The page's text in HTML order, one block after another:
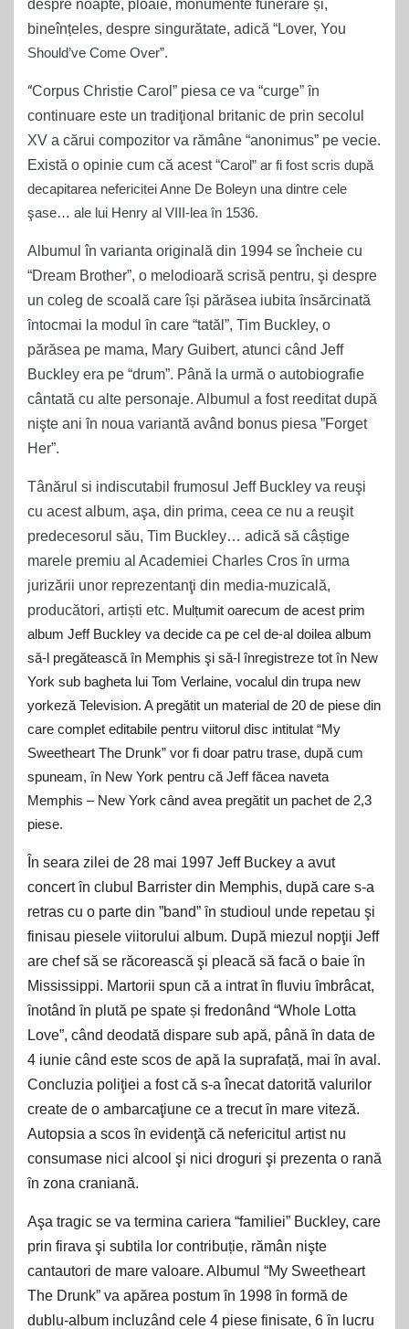
despre noapte, ploaie, monumente funerare și,
bineînțeles, despre singurătate, adică “Lover, You
Should’ve Come Over”.
“Corpus Christie Carol” piesa ce va “curge” ȋn
continuare este un tradiţional britanic de prin secolul
XV a cărui compozitor va rămâne “anonimus” pe vecie.
Există o opinie cum că acest “Carol” ar fi fost scris după
decapitarea nefericitei Anne De Boleyn una dintre cele
şase… ale lui Henry al VIII-lea în 1536.
Albumul în varianta originală din 1994 se încheie cu
“Dream Brother”, o melodioară scrisă pentru, şi despre
un coleg de scoală care își părăsea iubita ȋnsărcinată
ȋntocmai la modul ȋn care “tatăl”, Tim Buckley, o
părăsea pe mama, Mary Guibert, atunci când Jeff
Buckley era pe “drum”. Până la urmă o autobiografie
cântată cu alte personaje. Albumul a fost reeditat după
nişte ani ȋn noua variantă având bonus piesa ”Forget
Her”.
Tânărul si indiscutabil frumosul Jeff Buckley va reuşi
cu acest album, aşa, din prima, ceea ce nu a reuşit
predecesorul său, Tim Buckley… adică să câștige
marele premiu al Academiei Charles Cros ȋn urma
jurizării unor reprezentanţi din media-muzicală,
producători, artiști etc. Mulțumit oarecum de acest prim
album Jeff Buckley va decide ca pe cel de-al doilea album
să-l pregătească ȋn Memphis şi să-l ȋnregistreze tot în New
York sub bagheta lui Tom Verlaine, vocalul din trupa new
yorkeză Television. A pregătit un material de 20 de piese din
care complet editabile pentru viitorul disc intitulat “My
Sweetheart The Drunk” vor fi doar patru trase, după cum
spuneam, ȋn New York pentru că Jeff făcea naveta
Memphis – New York când avea pregătit un pachet de 2,3
piese.
În seara zilei de 28 mai 1997 Jeff Buckey a avut
concert ȋn clubul Barrister din Memphis, după care s-a
retras cu o parte din ”band” ȋn studioul unde repetau şi
finisau piesele viitorului album. După miezul nopţii Jeff
are chef să se răcorească şi pleacă să facă o baie ȋn
Mississippi. Martorii spun că a intrat ȋn fluviu ȋmbrâcat,
ȋnotând ȋn plută pe spate și fredonând “Whole Lotta
Love”, când deodată dispare sub apă, până ȋn data de
4 iunie când este scos de apă la suprafață, mai ȋn aval.
Concluzia poliţiei a fost că s-a înecat datorită valurilor
create de o ambarcaţiune ce a trecut ȋn mare viteză.
Autopsia a scos ȋn evidenţă că nefericitul artist nu
consumase nici alcool şi nici droguri şi prezenta o rană
ȋn zona craniană.
Aşa tragic se va termina cariera “familiei” Buckley, care
prin firava şi subtila lor contribuție, rămân nişte
cantautori de mare valoare. Albumul “My Sweetheart
The Drunk” va apărea postum ȋn 1998 ȋn formă de
dublu-album incluzând cele 4 piese finisate, 6 ȋn lucru